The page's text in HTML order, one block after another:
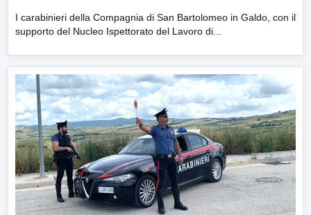
I carabinieri della Compagnia di San Bartolomeo in Galdo, con il
supporto del Nucleo Ispettorato del Lavoro di...